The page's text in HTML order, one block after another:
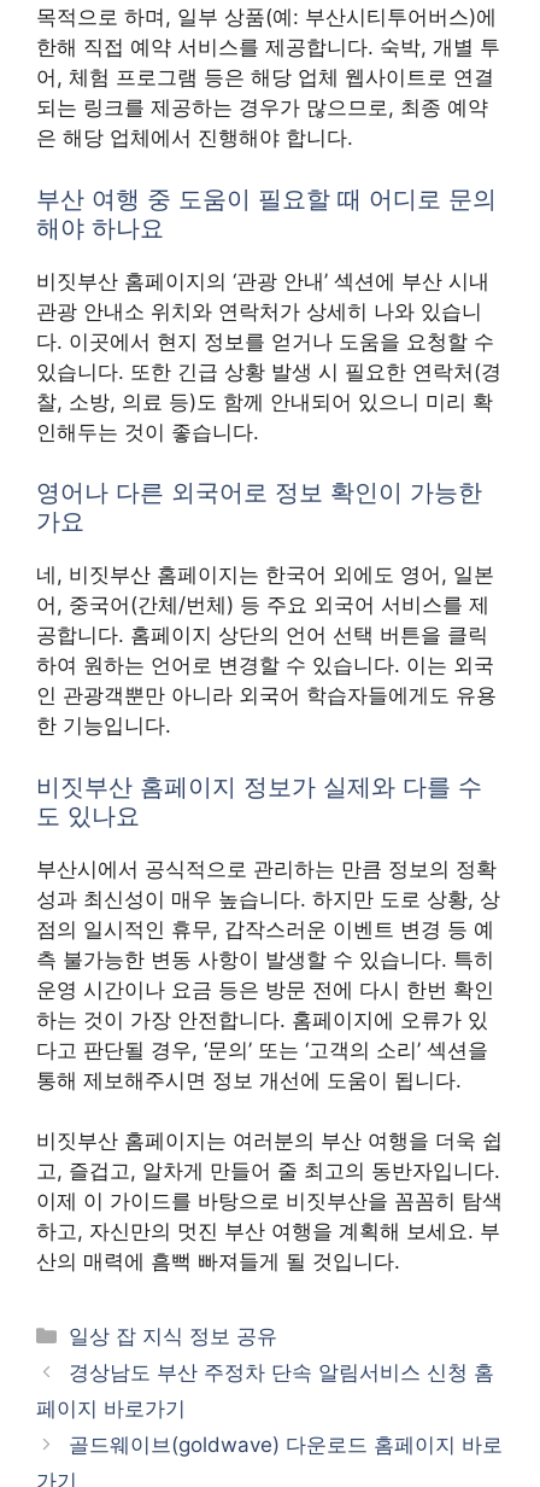
목적으로 하며, 일부 상품(예: 부산시티투어버스)에
한해 직접 예약 서비스를 제공합니다. 숙박, 개별 투
어, 체험 프로그램 등은 해당 업체 웹사이트로 연결
되는 링크를 제공하는 경우가 많으므로, 최종 예약
은 해당 업체에서 진행해야 합니다.
부산 여행 중 도움이 필요할 때 어디로 문의
해야 하나요
비짓부산 홈페이지의 ‘관광 안내’ 섹션에 부산 시내
관광 안내소 위치와 연락처가 상세히 나와 있습니
다. 이곳에서 현지 정보를 얻거나 도움을 요청할 수
있습니다. 또한 긴급 상황 발생 시 필요한 연락처(경
찰, 소방, 의료 등)도 함께 안내되어 있으니 미리 확
인해두는 것이 좋습니다.
영어나 다른 외국어로 정보 확인이 가능한
가요
네, 비짓부산 홈페이지는 한국어 외에도 영어, 일본
어, 중국어(간체/번체) 등 주요 외국어 서비스를 제
공합니다. 홈페이지 상단의 언어 선택 버튼을 클릭
하여 원하는 언어로 변경할 수 있습니다. 이는 외국
인 관광객뿐만 아니라 외국어 학습자들에게도 유용
한 기능입니다.
비짓부산 홈페이지 정보가 실제와 다를 수
도 있나요
부산시에서 공식적으로 관리하는 만큼 정보의 정확
성과 최신성이 매우 높습니다. 하지만 도로 상황, 상
점의 일시적인 휴무, 갑작스러운 이벤트 변경 등 예
측 불가능한 변동 사항이 발생할 수 있습니다. 특히
운영 시간이나 요금 등은 방문 전에 다시 한번 확인
하는 것이 가장 안전합니다. 홈페이지에 오류가 있
다고 판단될 경우, ‘문의’ 또는 ‘고객의 소리’ 섹션을
통해 제보해주시면 정보 개선에 도움이 됩니다.
비짓부산 홈페이지는 여러분의 부산 여행을 더욱 쉽
고, 즐겁고, 알차게 만들어 줄 최고의 동반자입니다.
이제 이 가이드를 바탕으로 비짓부산을 꼼꼼히 탐색
하고, 자신만의 멋진 부산 여행을 계획해 보세요. 부
산의 매력에 흠뻑 빠져들게 될 것입니다.
카
테
리
일상 잡 지식 정보 공유
경상남도 부산 주정차 단속 알림서비스 신청 홈
페이지 바로가기
골드웨이브(goldwave) 다운로드 홈페이지 바로
가기